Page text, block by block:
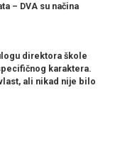
– DVA su načina
direktora škole
karaktera.
ali nikad nije bilo